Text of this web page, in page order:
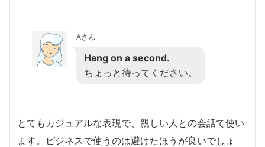
Aさん
Hang on a second.
ちょっと待ってください。
とてもカジュアルな表現で、親しい人との会話で使い
ます。ビジネスで使うのは避けたほうが良いでしょ